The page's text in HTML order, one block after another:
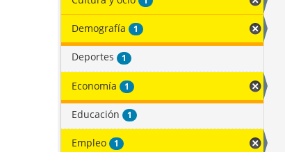
Demografía 1
Deportes 1
Economía 1
Educación 1
Empleo 1